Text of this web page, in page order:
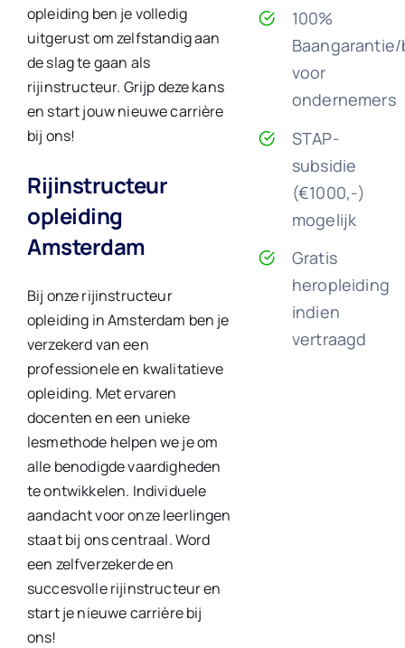
opleiding ben je volledig
uitgerust om zelfstandig aan
de slag te gaan als
rijinstructeur. Grijp deze kans
en start jouw nieuwe carrière
bij ons!
Rijinstructeur
opleiding
Amsterdam
Bij onze rijinstructeur
opleiding in Amsterdam ben je
verzekerd van een
professionele en kwalitatieve
opleiding. Met ervaren
docenten en een unieke
lesmethode helpen we je om
alle benodigde vaardigheden
te ontwikkelen. Individuele
aandacht voor onze leerlingen
staat bij ons centraal. Word
een zelfverzekerde en
succesvolle rijinstructeur en
start je nieuwe carrière bij
ons!
100%
voor
ondernemers
STAP-
subsidie
(€1000,-)
mogelijk
Gratis
heropleiding
indien
vertraagd